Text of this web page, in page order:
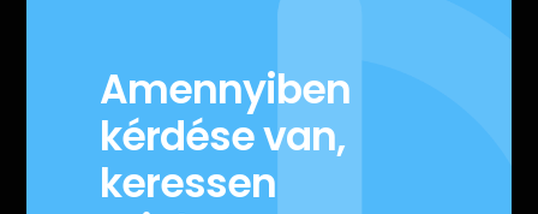
Amennyiben
kérdése van,
keressen